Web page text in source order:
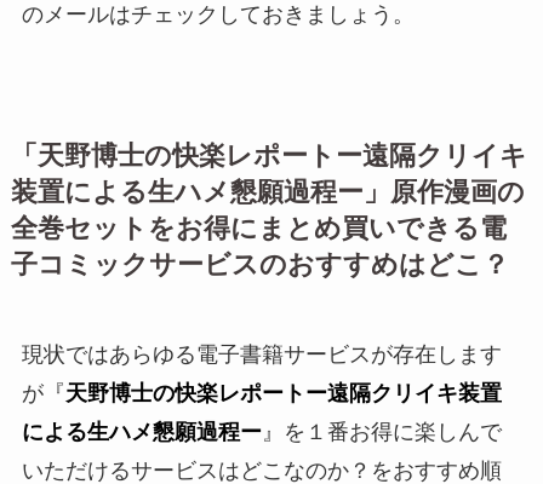
のメールはチェックしておきましょう。
「 天野博士の快楽レポートー遠隔クリイキ
装置による生ハメ懇願過程ー 」原作漫画の
全巻セットをお得にまとめ買いできる電
子コミックサービスのおすすめはどこ？
現状ではあらゆる電子書籍サービスが存在します
が『天野博士の快楽レポートー遠隔クリイキ装置
による生ハメ懇願過程ー』を１番お得に楽しんで
いただけるサービスはどこなのか？をおすすめ順